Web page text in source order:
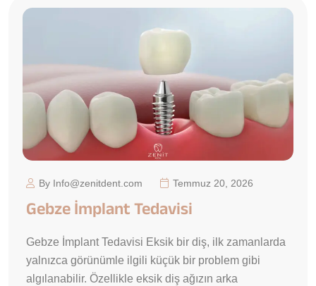
By Info@zenitdent.com Temmuz 20, 2026
Gebze İmplant Tedavisi
Gebze İmplant Tedavisi Eksik bir diş, ilk zamanlarda
yalnızca görünümle ilgili küçük bir problem gibi
algılanabilir. Özellikle eksik diş ağızın arka